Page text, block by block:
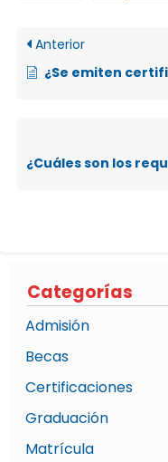
Categorías
Admisión
Becas
Certificaciones
Graduación
Matrícula
Anterior
¿Se emiten certificados